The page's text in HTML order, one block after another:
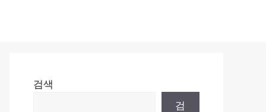
검색
검